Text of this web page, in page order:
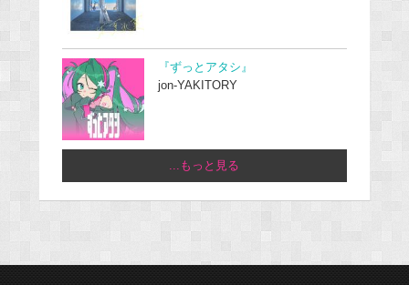
『ずっとアタシ』
jon-YAKITORY
...もっと見る